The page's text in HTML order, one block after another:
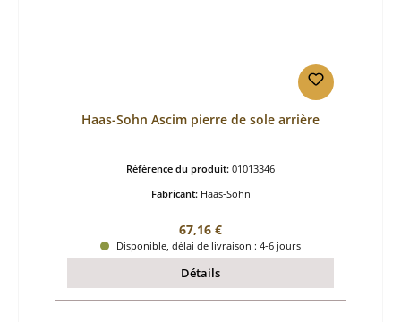
Haas-Sohn Ascim pierre de sole arrière
Référence du produit: 01013346
Fabricant: Haas-Sohn
Prix régulier :
67,16 €
Disponible, délai de livraison : 4-6 jours
Détails